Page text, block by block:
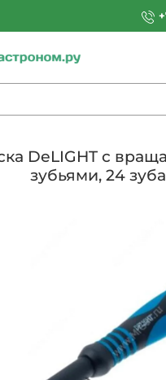
DeLIGHT с
зубьями, 24 зуба